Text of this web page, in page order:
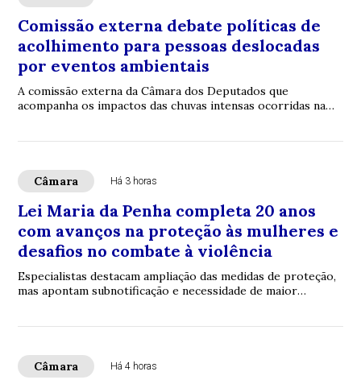
Comissão externa debate políticas de
acolhimento para pessoas deslocadas
por eventos ambientais
A comissão externa da Câmara dos Deputados que
acompanha os impactos das chuvas intensas ocorridas na
Câmara Há 3 horas
Lei Maria da Penha completa 20 anos
com avanços na proteção às mulheres e
desafios no combate à violência
Especialistas destacam ampliação das medidas de proteção,
mas apontam subnotificação e necessidade de maior
Câmara Há 4 horas